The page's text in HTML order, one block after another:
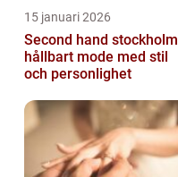
15 januari 2026
Second hand stockholm
hållbart mode med stil
och personlighet